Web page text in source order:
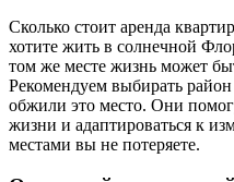
Сколько стоит аренда
хотите жить в солнечной
том же месте жизнь может
Рекомендуем выбирать
обжили это место. Они
жизни и адаптироваться к
местами вы не потеряете.